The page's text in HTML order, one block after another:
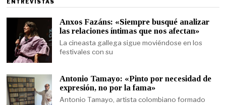
ENTREVISTAS
Anxos Fazáns: «Siempre busqué analizar
las relaciones íntimas que nos afectan»
La cineasta gallega sigue moviéndose en los
festivales con su
Antonio Tamayo: «Pinto por necesidad de
expresión, no por la fama»
Antonio Tamayo, artista colombiano formado